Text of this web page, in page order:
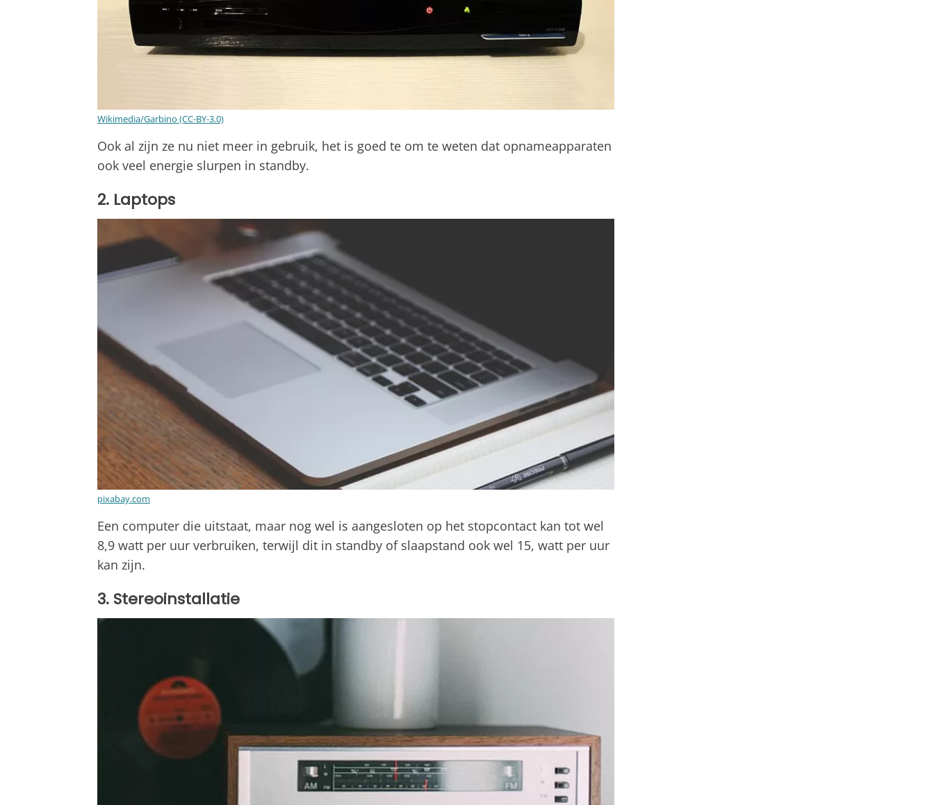
Wikimedia/Garbino (CC-BY-3.0)
Ook al zijn ze nu niet meer in gebruik, het is goed te om te weten dat opnameapparaten
ook veel energie slurpen in standby.
2. Laptops
pixabay.com
Een computer die uitstaat, maar nog wel is aangesloten op het stopcontact kan tot wel
8,9 watt per uur verbruiken, terwijl dit in standby of slaapstand ook wel 15, watt per uur
kan zijn.
3. Stereoinstallatie